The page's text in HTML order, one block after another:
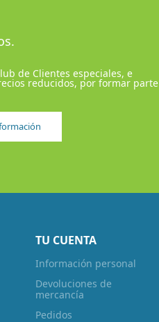
de Clientes especiales, e
reducidos, por formar parte
TU CUENTA
Información personal
Devoluciones de
mercancía
Pedidos